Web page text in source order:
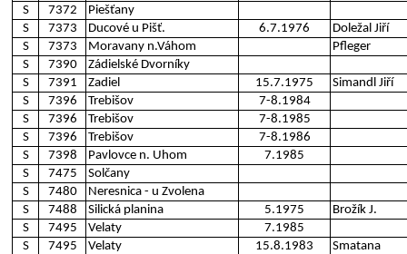
S
7372
Piešťany
S
7373 Ducové u Pišť. 6.7.1976
Doležal Jiří
S
7373 Moravany n.Váhom
Pfleger
S
7390
Zádielské Dvorníky
S
7391 Zadiel 15.7.1975
Simandl Jiří
S
7396 Trebišov
7-8.1984
S
7396 Trebišov
7-8.1985
S
7396 Trebišov
7-8.1986
S
7398 Pavlovce n. Uhom
7.1985
S
7475
Solčany
S
7480
Neresnica - u Zvolena
S
7488 Silická planina 5.1975
Brožík J.
S
7495 Velaty
7.1985
S
7495 Velaty 15.8.1983
Smatana